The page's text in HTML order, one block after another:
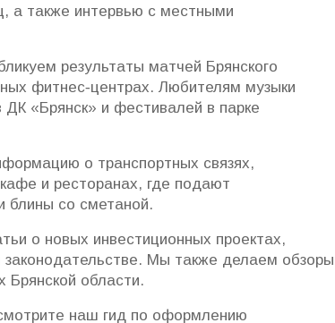
а также интервью с местными
результаты матчей Брянского
фитнес‑центрах. Любителям музыки
«Брянск» и фестивалей в парке
о транспортных связях,
и ресторанах, где подают
блины со сметаной.
о новых инвестиционных проектах,
законодательстве. Мы также делаем обзоры
области.
наш гид по оформлению